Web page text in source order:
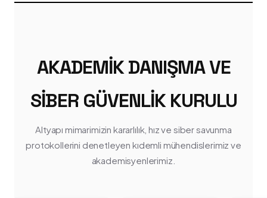
AKADEMIK DANIŞMA VE
SIBER GÜVENLIK KURULU
Altyapı mimarimizin kararlılık, hız ve siber savunma
protokollerini denetleyen kıdemli mühendislerimiz ve
akademisyenlerimiz.